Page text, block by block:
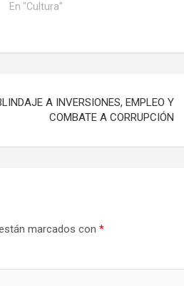
En "Cultura"
A INVERSIONES, EMPLEO Y
COMBATE A CORRUPCIÓN
marcados con *